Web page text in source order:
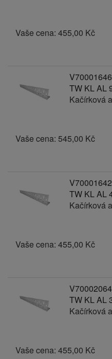
Vaše cena: 455,00 Kč
V70001646
TW KL AL
Kačírková
Vaše cena: 545,00 Kč
V70001642
TW KL AL
Kačírková
Vaše cena: 455,00 Kč
V70002064
TW KL AL
Kačírková
Vaše cena: 455,00 Kč